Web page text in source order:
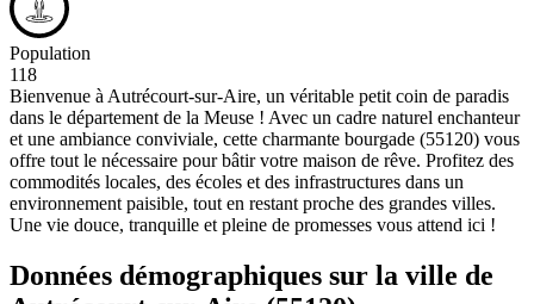
Population
118
Bienvenue à Autrécourt-sur-Aire, un véritable petit coin de paradis
dans le département de la Meuse ! Avec un cadre naturel enchanteur
et une ambiance conviviale, cette charmante bourgade (55120) vous
offre tout le nécessaire pour bâtir votre maison de rêve. Profitez des
commodités locales, des écoles et des infrastructures dans un
environnement paisible, tout en restant proche des grandes villes.
Une vie douce, tranquille et pleine de promesses vous attend ici !
Données démographiques sur la ville de